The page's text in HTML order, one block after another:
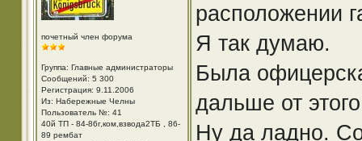
почетный член форума
Группа: Главные администраторы
Сообщений: 5 300
Регистрация: 9.11.2006
Из: Набережные Челны
Пользователь №: 41
40й ТП - 84-86г,ком,взвода2ТБ , 86-
89 рембат
расположении
Я так думаю.
Была
дальше от
Ну да ладно.